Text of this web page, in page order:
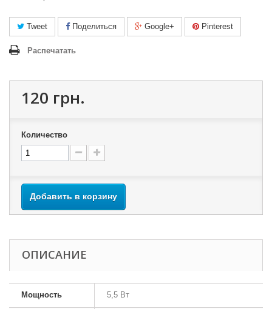
Tweet Поделиться Google+ Pinterest
Распечатать
120 грн.
Количество
Добавить в корзину
ОПИСАНИЕ
Мощность 5,5 Вт